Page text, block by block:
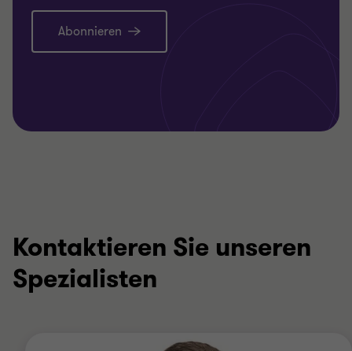
Abonnieren
Kontaktieren Sie unseren
Spezialisten